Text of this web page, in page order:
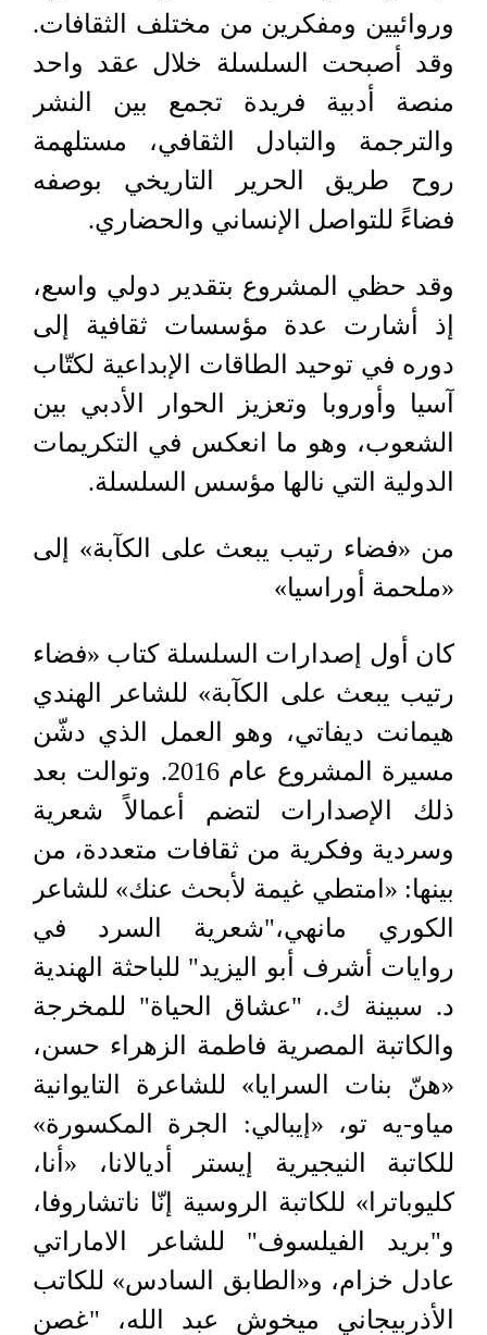
وروائيين ومفكرين من مختلف الثقافات.
وقد أصبحت السلسلة خلال عقد واحد
منصة أدبية فريدة تجمع بين النشر
والترجمة والتبادل الثقافي، مستلهمة
روح طريق الحرير التاريخي بوصفه
فضاءً للتواصل الإنساني والحضاري.
وقد حظي المشروع بتقدير دولي واسع،
إذ أشارت عدة مؤسسات ثقافية إلى
دوره في توحيد الطاقات الإبداعية لكتّاب
آسيا وأوروبا وتعزيز الحوار الأدبي بين
الشعوب، وهو ما انعكس في التكريمات
الدولية التي نالها مؤسس السلسلة.
من «فضاء رتيب يبعث على الكآبة» إلى
«ملحمة أوراسيا»
كان أول إصدارات السلسلة كتاب «فضاء
رتيب يبعث على الكآبة» للشاعر الهندي
هيمانت ديفاتي، وهو العمل الذي دشّن
مسيرة المشروع عام 2016. وتوالت بعد
ذلك الإصدارات لتضم أعمالاً شعرية
وسردية وفكرية من ثقافات متعددة، من
بينها: «امتطي غيمة لأبحث عنك» للشاعر
الكوري مانهي،"شعرية السرد في
روايات أشرف أبو اليزيد" للباحثة الهندية
د. سبينة ك.، "عشاق الحياة" للمخرجة
والكاتبة المصرية فاطمة الزهراء حسن،
«هنّ بنات السرايا» للشاعرة التايوانية
مياو-يه تو، «إيبالي: الجرة المكسورة»
للكاتبة النيجيرية إيستر أديالانا، «أنا،
كليوباترا» للكاتبة الروسية إنّا ناتشاروفا،
و"بريد الفيلسوف" للشاعر الاماراتي
عادل خزام، و«الطابق السادس» للكاتب
الأذربيجاني ميخوش عبد الله، "غصن